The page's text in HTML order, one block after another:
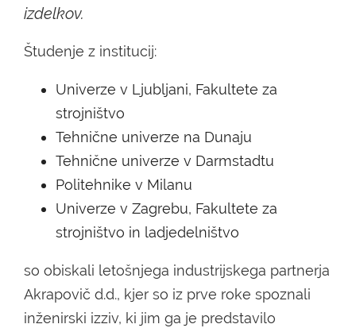
izdelkov.
Študenje z institucij:
Univerze v Ljubljani, Fakultete za
strojništvo
Tehnične univerze na Dunaju
Tehnične univerze v Darmstadtu
Politehnike v Milanu
Univerze v Zagrebu, Fakultete za
strojništvo in ladjedelništvo
so obiskali letošnjega industrijskega partnerja
Akrapovič d.d., kjer so iz prve roke spoznali
inženirski izziv, ki jim ga je predstavilo